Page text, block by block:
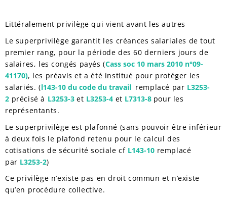
Littéralement privilège qui vient avant les autres
Le superprivilège garantit les créances salariales de tout
premier rang, pour la période des 60 derniers jours de
salaires, les congés payés (Cass soc 10 mars 2010 n°09-
41170), les préavis et a été institué pour protéger les
salariés. (l143-10 du code du travail remplacé par L3253-
2 précisé à L3253-3et L3253-4 et L7313-8 pour les
représentants.
Le superprivilège est plafonné (sans pouvoir être inférieur
à deux fois le plafond retenu pour le calcul des
cotisations de sécurité sociale cf L143-10 remplacé
par L3253-2)
Ce privilège n’existe pas en droit commun et n’existe
qu’en procédure collective.